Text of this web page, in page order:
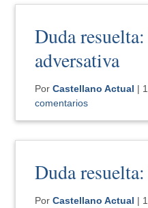
Duda
adversativa
PorCastellano Actual |
comentarios
Duda
PorCastellano Actual |